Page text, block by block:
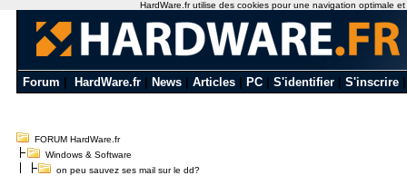
Forum HardWare.fr News Articles PC S'identifier S'inscrire
FORUM HardWare.fr
Windows & Software
on peu sauvez ses mail sur le dd?
HardWare.fr utilise des cookies pour une navigation optimale